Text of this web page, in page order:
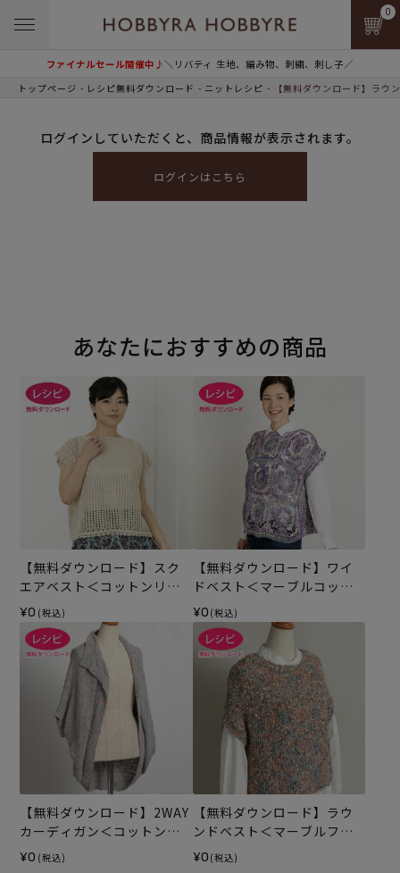
ファイナルセール開催中♪＼リバティ 生地、編み物、刺繍、刺し子／
0
トップページ レシピ無料ダウンロード ニットレシピ 【無料ダウンロード】ラウ
ログインしていただくと、商品情報が表示されます。
ログインはこちら
あなたにおすすめの商品
【無料ダウンロード】スク
エアベスト＜コットンリリ
ー＞（レシピ）
¥0 (税込)
【無料ダウンロード】ワイ
ドベスト＜マーブルコット
ン＞（レシピ）
¥0 (税込)
【無料ダウンロード】2WAY
カーディガン＜コットンプ
リズム＞（レシピ）
¥0 (税込)
【無料ダウンロード】ラウ
ンドベスト＜マーブルフェ
ザー＞（レシピ）
¥0 (税込)